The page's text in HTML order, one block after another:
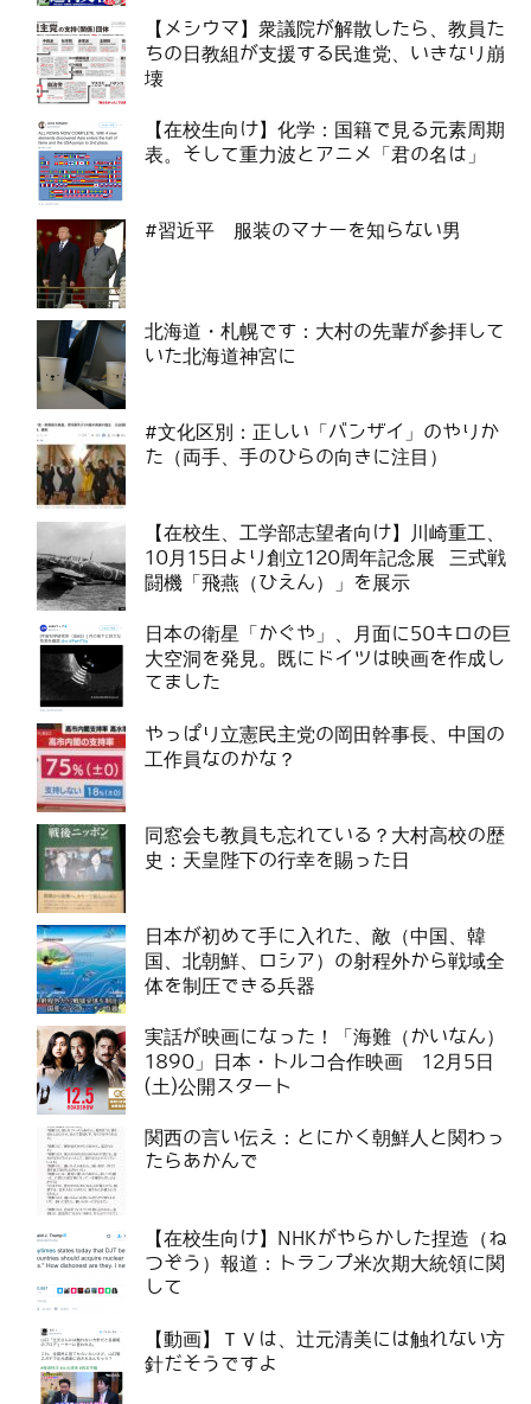
【メシウマ】衆議院が解散したら、教員た
ちの日教組が支援する民進党、いきなり崩
壊
【在校生向け】化学：国籍で見る元素周期
表。そして重力波とアニメ「君の名は」
#習近平 服装のマナーを知らない男
北海道・札幌です：大村の先輩が参拝して
いた北海道神宮に
#文化区別：正しい「バンザイ」のやりか
た（両手、手のひらの向きに注目）
【在校生、工学部志望者向け】川崎重工、
10月15日より創立120周年記念展 三式戦
闘機「飛燕（ひえん）」を展示
日本の衛星「かぐや」、月面に50キロの巨
大空洞を発見。既にドイツは映画を作成し
てました
やっぱり立憲民主党の岡田幹事長、中国の
工作員なのかな？
同窓会も教員も忘れている？大村高校の歴
史：天皇陛下の行幸を賜った日
日本が初めて手に入れた、敵（中国、韓
国、北朝鮮、ロシア）の射程外から戦域全
体を制圧できる兵器
実話が映画になった！「海難（かいなん）
1890」日本・トルコ合作映画 12月5日
(土)公開スタート
関西の言い伝え：とにかく朝鮮人と関わっ
たらあかんで
【在校生向け】NHKがやらかした捏造（ね
つぞう）報道：トランプ米次期大統領に関
して
【動画】ＴＶは、辻元清美には触れない方
針だそうですよ